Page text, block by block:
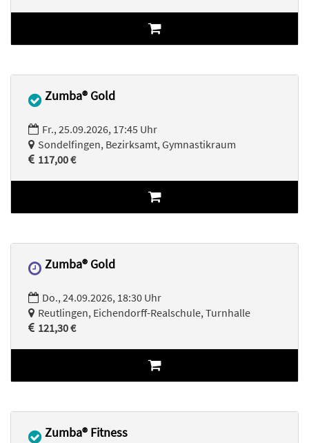
Zumba® Gold
Fr., 25.09.2026, 17:45 Uhr
Sondelfingen, Bezirksamt, Gymnastikraum
117,00 €
Zumba® Gold
Do., 24.09.2026, 18:30 Uhr
Reutlingen, Eichendorff-Realschule, Turnhalle
121,30 €
Zumba® Fitness